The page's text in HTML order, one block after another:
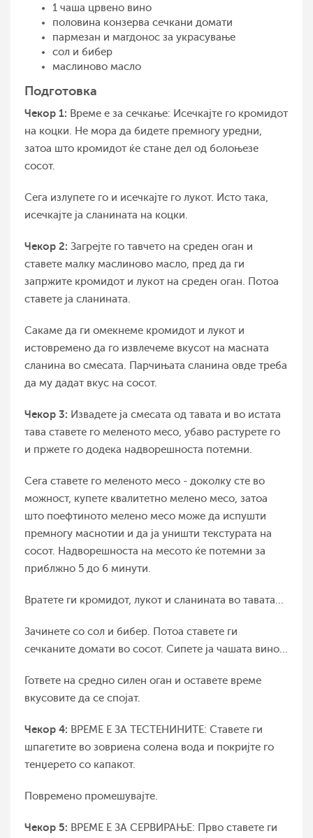
1 чаша црвено вино
половина конзерва сечкани домати
пармезан и магдонос за украсување
сол и бибер
маслиново масло
Подготовка
Чекор 1: Време е за сечкање: Исечкајте го кромидот
на коцки. Не мора да бидете премногу уредни,
затоа што кромидот ќе стане дел од болоњезе
сосот.
Сега излупете го и исечкајте го лукот. Исто така,
исечкајте ја сланината на коцки.
Чекор 2: Загрејте го тавчето на среден оган и
ставете малку маслиново масло, пред да ги
запржите кромидот и лукот на среден оган. Потоа
ставете ја сланината.
Сакаме да ги омекнеме кромидот и лукот и
истовремено да го извлечеме вкусот на масната
сланина во смесата. Парчињата сланина овде треба
да му дадат вкус на сосот.
Чекор 3: Извадете ја смесата од тавата и во истата
тава ставете го меленото месо, убаво растурете го
и пржете го додека надворешноста потемни.
Сега ставете го меленото месо - доколку сте во
можност, купете квалитетно мелено месо, затоа
што поефтиното мелено месо може да испушти
премногу маснотии и да ја уништи текстурата на
сосот. Надворешноста на месото ќе потемни за
приблжно 5 до 6 минути.
Вратете ги кромидот, лукот и сланината во тавата...
Зачинете со сол и бибер. Потоа ставете ги
сечканите домати во сосот. Сипете ја чашата вино...
Гответе на средно силен оган и оставете време
вкусовите да се спојат.
Чекор 4: ВРЕМЕ Е ЗА ТЕСТЕНИНИТЕ: Ставете ги
шпагетите во зовриена солена вода и покријте го
тенџерето со капакот.
Повремено промешувајте.
Чекор 5: ВРЕМЕ Е ЗА СЕРВИРАЊЕ: Прво ставете ги